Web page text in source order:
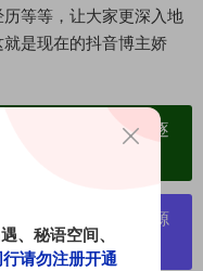
等等，让大家更深入地
是现在的抖音博主娇
、素材高度去重复、逐
现封号处理，素材资源
！
、秘语空间、
行请勿注册开通